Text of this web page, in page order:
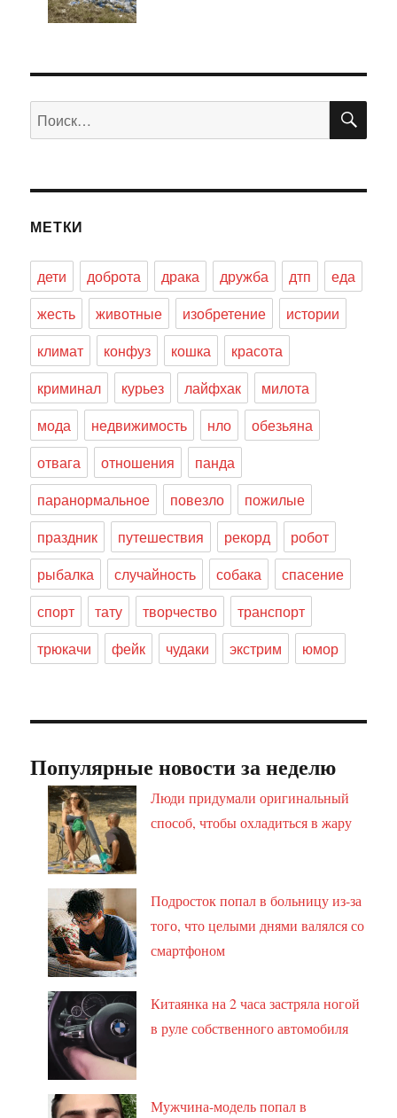
Искать:
МЕТКИ
дети доброта драка дружба дтп
еда
жесть
животные изобретение
истории
климат
конфуз кошка
красота
криминал
курьез лайфхак
милота
мода
недвижимость нло
обезьяна
отвага
отношения
панда
паранормальное
повезло
пожилые
праздник
путешествия рекорд
робот
рыбалка
случайность собака
спасение
спорт
тату творчество
транспорт
трюкачи
фейк чудаки экстрим юмор
Популярные новости за неделю
Люди придумали оригинальный
способ, чтобы охладиться в жару
Подросток попал в больницу из-за
того, что целыми днями валялся со
смартфоном
Китаянка на 2 часа застряла ногой
в руле собственного автомобиля
Мужчина-модель попал в